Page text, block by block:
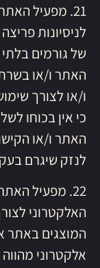
21. מפעיל
לניסיונות
של גורמים
האתר ו/או
ו/או לצורך
כי אין בכוחו
האתר ו/או
לנזק שיגרם
22. מפעיל
האלקטרוני
המוצגים באתר
אלקטרוני